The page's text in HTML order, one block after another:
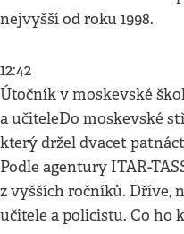
nejvyšší od roku 1998.
12:42
Útočník v moskevské
a učiteleDo moskevské
který držel dvacet
Podle agentury ITAR-
z vyšších ročníků. Dříve,
učitele a policistu. Co ho